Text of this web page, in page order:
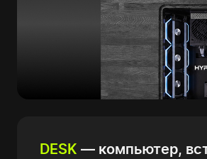
DESK — компьютер,